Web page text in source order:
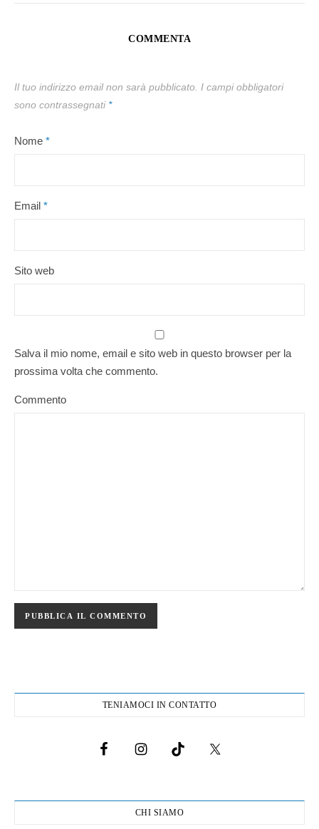
COMMENTA
Il tuo indirizzo email non sarà pubblicato. I campi obbligatori
sono contrassegnati *
Nome *
Email *
Sito web
Salva il mio nome, email e sito web in questo browser per la
prossima volta che commento.
Commento
TENIAMOCI IN CONTATTO
CHI SIAMO